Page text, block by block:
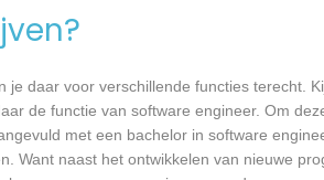
daar voor verschillende functies terecht.
de functie van software engineer. Om
met een bachelor in software
Want naast het ontwikkelen van nieuwe